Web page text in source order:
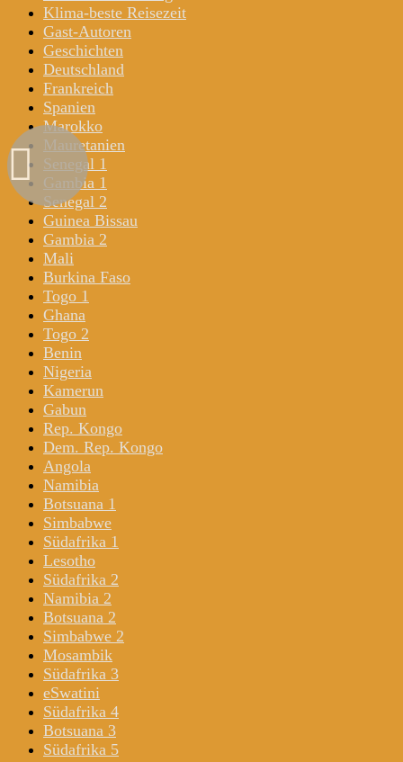
Klima-beste Reisezeit
Gast-Autoren
Geschichten
Deutschland
Frankreich
Spanien
Marokko
Mauretanien
Senegal 1
Gambia 1
Senegal 2
Guinea Bissau
Gambia 2
Mali
Burkina Faso
Togo 1
Ghana
Togo 2
Benin
Nigeria
Kamerun
Gabun
Rep. Kongo
Dem. Rep. Kongo
Angola
Namibia
Botsuana 1
Simbabwe
Südafrika 1
Lesotho
Südafrika 2
Namibia 2
Botsuana 2
Simbabwe 2
Mosambik
Südafrika 3
eSwatini
Südafrika 4
Botsuana 3
Südafrika 5